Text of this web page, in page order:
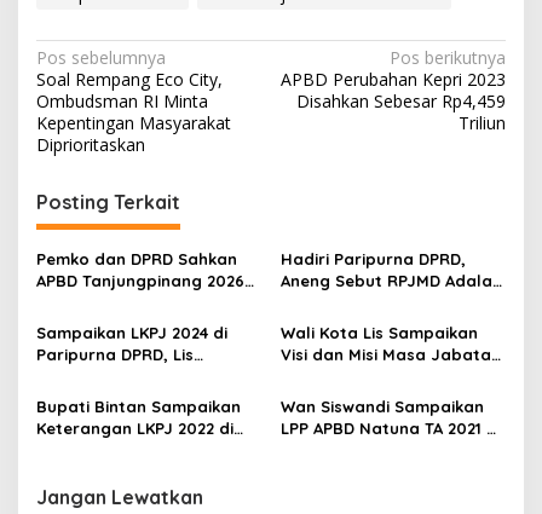
N
a
v
i
g
a
s
i
p
o
s
Pos sebelumnya
Soal Rempang Eco City,
Ombudsman RI Minta
Kepentingan Masyarakat
Diprioritaskan
Pos berikutnya
APBD Perubahan Kepri 2023
Disahkan Sebesar Rp4,459
Triliun
Posting Terkait
Pemko dan DPRD Sahkan
APBD Tanjungpinang 2026
Hadiri Paripurna DPRD,
Aneng Sebut RPJMD Adalah
Pembangunan Anambas
Sampaikan LKPJ 2024 di
Paripurna DPRD, Lis
Rencana Pembangunan
Tanjungpinang 2024-2026
Wali Kota Lis Sampaikan
Visi dan Misi Masa Jabatan
DPRD
Bupati Bintan Sampaikan
Keterangan LKPJ 2022 di
Wan Siswandi Sampaikan
LPP APBD Natuna TA 2021 di
Jangan Lewatkan